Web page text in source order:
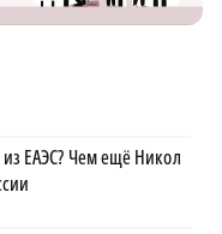
ЕАЭС? Чем ещё Никол